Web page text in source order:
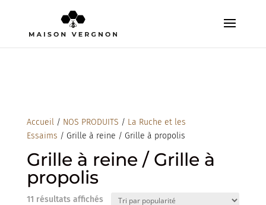
Accueil/ NOS PRODUITS / La Ruche et les
Essaims / Grille à reine / Grille à propolis
Grille à reine / Grille à
propolis
11 résultats affichésTrié